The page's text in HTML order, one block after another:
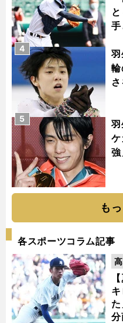
手
羽
輪
4
5
も
各スポーツコラム記事